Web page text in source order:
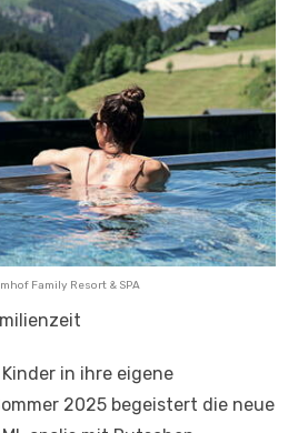
Family Resort & SPA
in ihre eigene
2025 begeistert die neue